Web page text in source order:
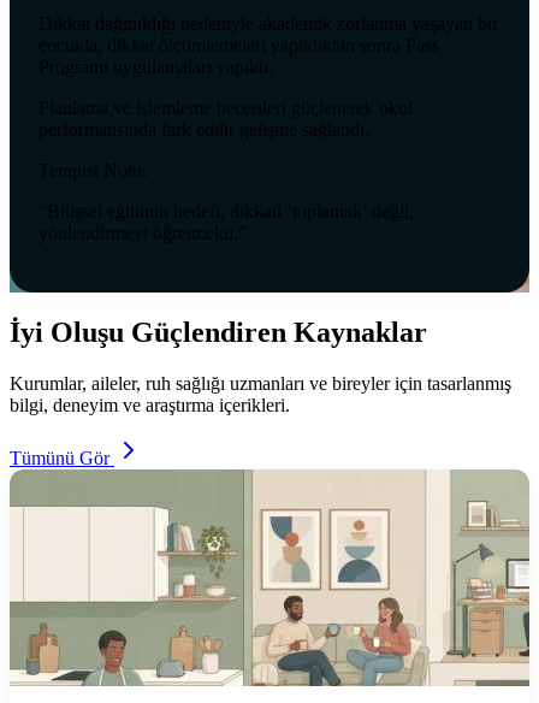
Dikkat dağınıklığı nedeniyle akademik zorlanma yaşayan bir
çocukla, dikkat ölçümlemeleri yapıldıktan sonra Pass
Programı uygulamaları yapıldı.
Planlama ve işlemleme becerileri güçlenerek okul
performansında fark edilir gelişme sağlandı.
Terapist Notu:
“Bilişsel eğitimin hedefi, dikkati ‘toplamak’ değil,
yönlendirmeyi öğretmekti.”
İyi Oluşu Güçlendiren Kaynaklar
Kurumlar, aileler, ruh sağlığı uzmanları ve bireyler için tasarlanmış
bilgi, deneyim ve araştırma içerikleri.
Tümünü Gör